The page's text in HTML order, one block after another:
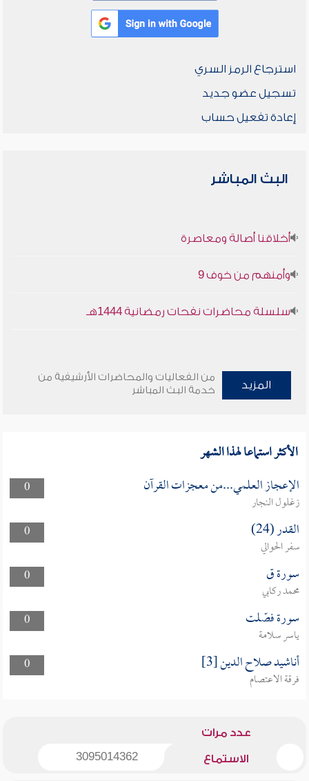
استرجاع الرمز السري
تسجيل عضو جديد
إعادة تفعيل حساب
البث المباشر
أخلاقنا أصالة ومعاصرة
وأمنهم من خوف 9
سلسلة محاضرات نفحات رمضانية 1444هـ
المزيد
من الفعاليات والمحاضرات الأرشيفية من
خدمة البث المباشر
الأكثر استماعا لهذا الشهر
0 الإعجاز العلمي...من معجزات القرآن
زغلول النجار
0
القدر (24)
سفر الحوالي
0
سورة ق
محمد ركابي
0
سورة فصّلت
ياسر سلامة
0
أناشيد صلاح الدين [3]
فرقة الاعتصام
عدد مرات
الاستماع 3095014362